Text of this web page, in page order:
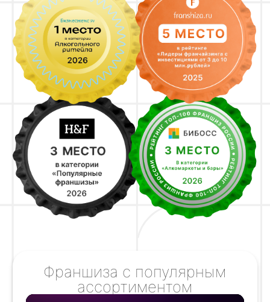
Франшиза с популярным
ассортиментом
Получите больше детальной
+7